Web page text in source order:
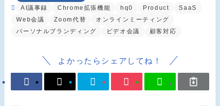
AI議事録
Chrome拡張機能 hq0 Product
SaaS
Web会議
Zoom代替
オンラインミーティング
パーソナルブランディング
ビデオ会議 顧客対応
よかったらシェアしてね！